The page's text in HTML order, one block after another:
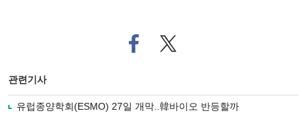
페
이
로
기
트위
터로
관련기사
유럽종양학회(ESMO) 27일 개막..韓바이오 반등할까